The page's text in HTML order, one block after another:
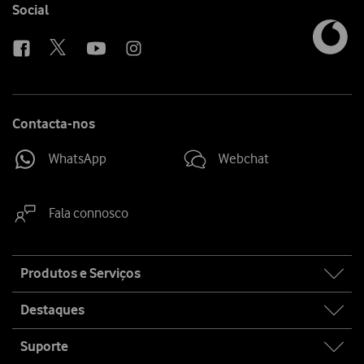
Follow
Social
Contacta-nos
WhatsApp Webchat
Fala connosco
map
Produtos e Serviços
Destaques
Suporte